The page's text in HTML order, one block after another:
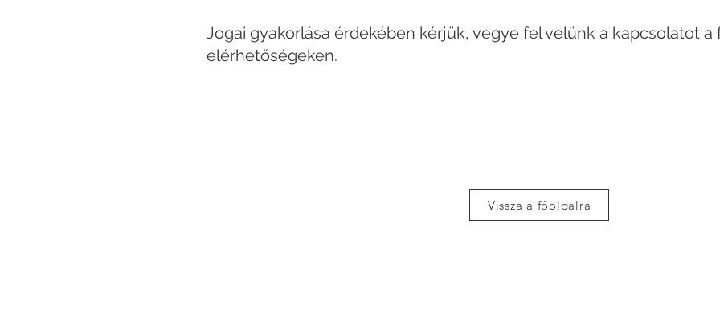
Jogai gyakorlása érdekében kérjük, vegye fel velünk a kapcsolatot a
elérhetőségeken.
Vissza a főoldalra